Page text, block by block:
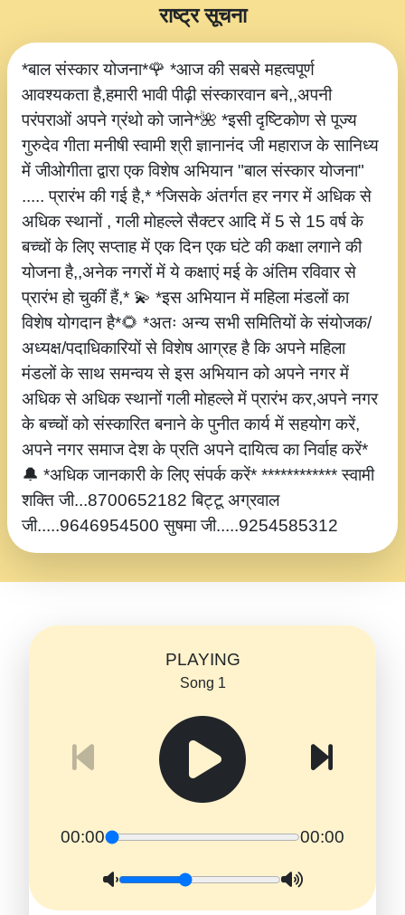
*बाल संस्कार योजना*🌹 *आज की सबसे महत्वपूर्ण
आवश्यकता है,हमारी भावी पीढ़ी संस्कारवान बने,,अपनी
परंपराओं अपने ग्रंथो को जाने*🌺 *इसी दृष्टिकोण से पूज्य
गुरुदेव गीता मनीषी स्वामी श्री ज्ञानानंद जी महाराज के सानिध्य
में जीओगीता द्वारा एक विशेष अभियान "बाल संस्कार योजना"
..... प्रारंभ की गई है,* *जिसके अंतर्गत हर नगर में अधिक से
अधिक स्थानों , गली मोहल्ले सैक्टर आदि में 5 से 15 वर्ष के
बच्चों के लिए सप्ताह में एक दिन एक घंटे की कक्षा लगाने की
योजना है,,अनेक नगरों में ये कक्षाएं मई के अंतिम रविवार से
प्रारंभ हो चुकीं हैं,* 💫 *इस अभियान में महिला मंडलों का
विशेष योगदान है*🌻 *अतः अन्य सभी समितियों के संयोजक/
अध्यक्ष/पदाधिकारियों से विशेष आग्रह है कि अपने महिला
मंडलों के साथ समन्वय से इस अभियान को अपने नगर में
अधिक से अधिक स्थानों गली मोहल्ले में प्रारंभ कर,अपने नगर
के बच्चों को संस्कारित बनाने के पुनीत कार्य में सहयोग करें,
अपने नगर समाज देश के प्रति अपने दायित्व का निर्वाह करें*
🔔 *अधिक जानकारी के लिए संपर्क करें* ************ स्वामी
शक्ति जी...8700652182 बिट्टू अग्रवाल
जी.....9646954500 सुषमा जी.....9254585312
राष्ट्र सूचना
PLAYING
Song 1
00:00 00:00